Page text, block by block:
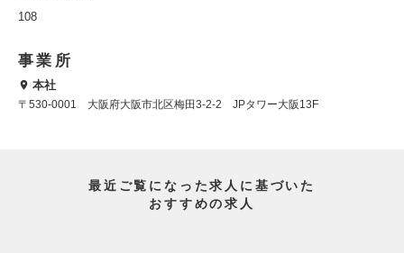
108
事業所
本社
〒530-0001 大阪府大阪市北区梅田3-2-2 JPタワー大阪13F
最近ご覧になった求人に基づいた
おすすめの求人